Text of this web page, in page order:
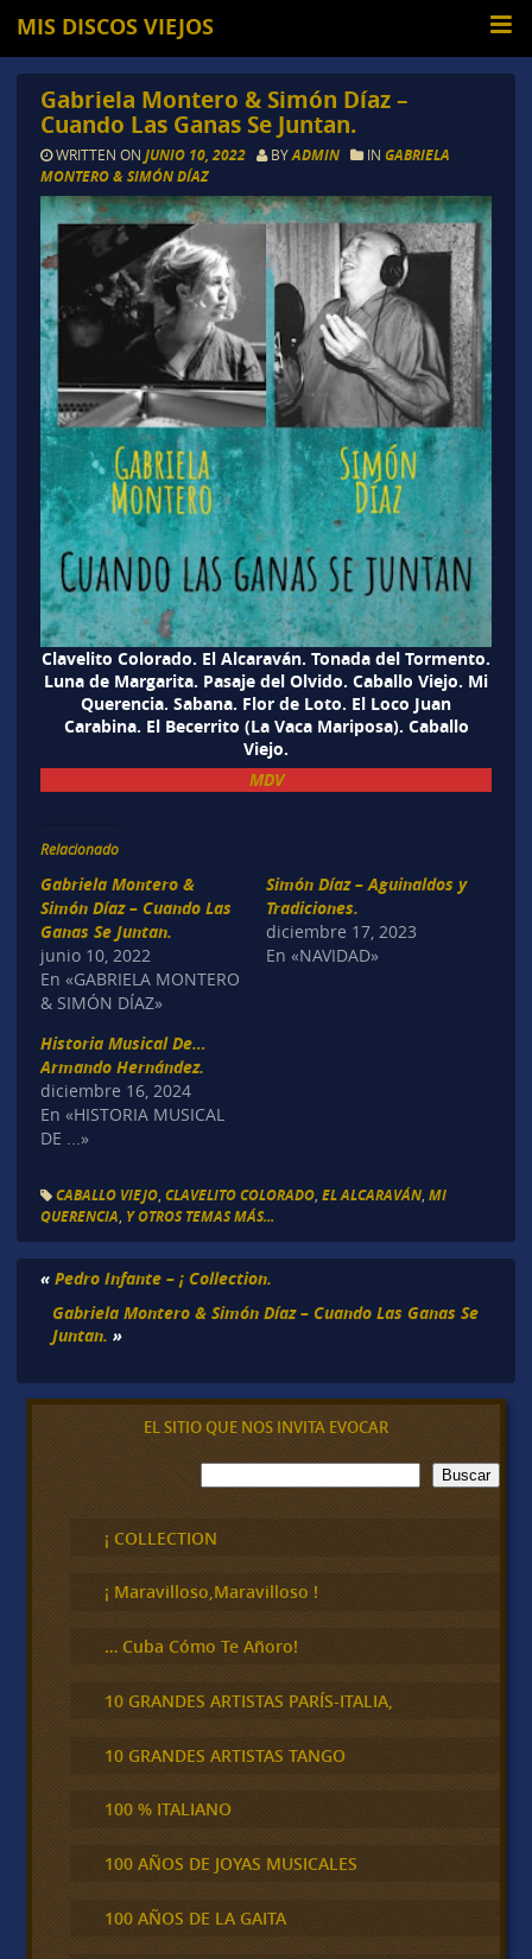
MIS DISCOS VIEJOS
Gabriela Montero & Simón Díaz –
Cuando Las Ganas Se Juntan.
WRITTEN ON JUNIO 10, 2022 BYADMIN IN GABRIELA
MONTERO & SIMÓN DÍAZ
Clavelito Colorado. El Alcaraván. Tonada del Tormento.
Luna de Margarita. Pasaje del Olvido. Caballo Viejo. Mi
Querencia. Sabana. Flor de Loto. El Loco Juan
Carabina. El Becerrito (La Vaca Mariposa). Caballo
Viejo.
MDV
Relacionado
Gabriela Montero &
Simón Díaz – Cuando Las
Ganas Se Juntan.
junio 10, 2022
En «GABRIELA MONTERO
& SIMÓN DÍAZ»
Simón Díaz – Aguinaldos y
Tradiciones.
diciembre 17, 2023
En «NAVIDAD»
Historia Musical De…
Armando Hernández.
diciembre 16, 2024
En «HISTORIA MUSICAL
DE ...»
CABALLO VIEJO, CLAVELITO COLORADO, EL ALCARAVÁN, MI
QUERENCIA Y OTROS TEMAS MÁS...
« Pedro Infante – ¡ Collection.
Gabriela Montero & Simón Díaz – Cuando Las Ganas Se
Juntan. »
EL SITIO QUE NOS INVITA EVOCAR
B
u
c
a
Buscar
¡ COLLECTION
¡ Maravilloso,Maravilloso !
… Cuba Cómo Te Añoro!
10 GRANDES ARTISTAS PARÍS-ITALIA,
10 GRANDES ARTISTAS TANGO
100 % ITALIANO
100 AÑOS DE JOYAS MUSICALES
100 AÑOS DE LA GAITA